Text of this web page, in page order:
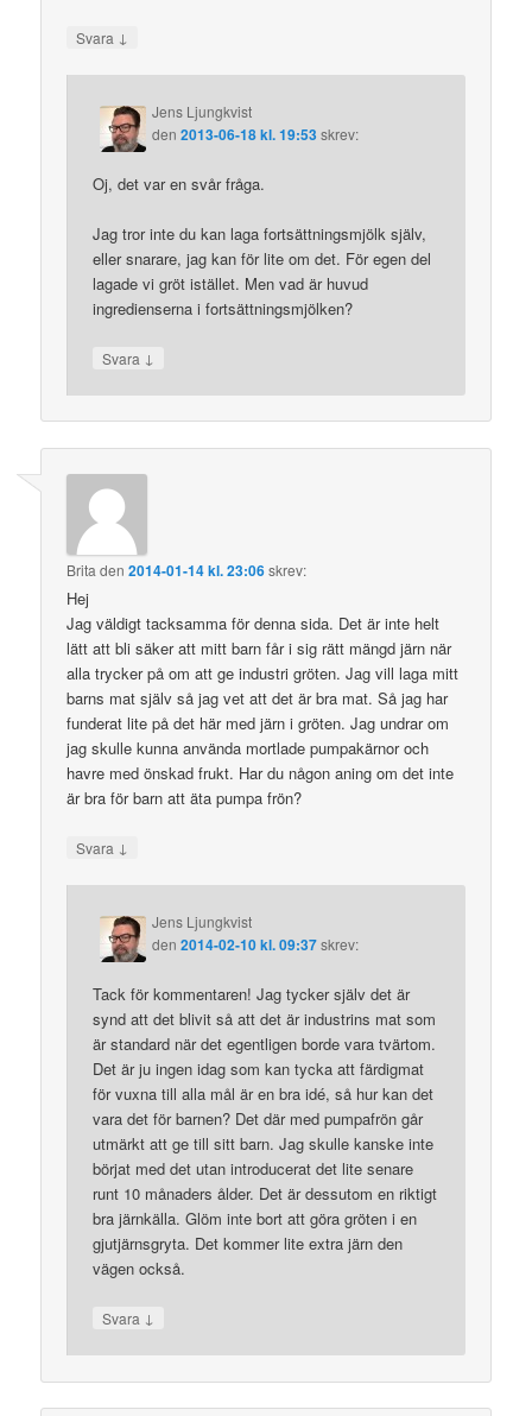
Svara ↓
Jens Ljungkvist
den2013-06-18 kl. 19:53skrev:
Oj, det var en svår fråga.
Jag tror inte du kan laga fortsättningsmjölk själv,
eller snarare, jag kan för lite om det. För egen del
lagade vi gröt istället. Men vad är huvud
ingredienserna i fortsättningsmjölken?
Svara ↓
Brita den2014-01-14 kl. 23:06skrev:
Hej
Jag väldigt tacksamma för denna sida. Det är inte helt
lätt att bli säker att mitt barn får i sig rätt mängd järn när
alla trycker på om att ge industri gröten. Jag vill laga mitt
barns mat själv så jag vet att det är bra mat. Så jag har
funderat lite på det här med järn i gröten. Jag undrar om
jag skulle kunna använda mortlade pumpakärnor och
havre med önskad frukt. Har du någon aning om det inte
är bra för barn att äta pumpa frön?
Svara ↓
Jens Ljungkvist
den2014-02-10 kl. 09:37skrev:
Tack för kommentaren! Jag tycker själv det är
synd att det blivit så att det är industrins mat som
är standard när det egentligen borde vara tvärtom.
Det är ju ingen idag som kan tycka att färdigmat
för vuxna till alla mål är en bra idé, så hur kan det
vara det för barnen? Det där med pumpafrön går
utmärkt att ge till sitt barn. Jag skulle kanske inte
börjat med det utan introducerat det lite senare
runt 10 månaders ålder. Det är dessutom en riktigt
bra järnkälla. Glöm inte bort att göra gröten i en
gjutjärnsgryta. Det kommer lite extra järn den
vägen också.
Svara ↓